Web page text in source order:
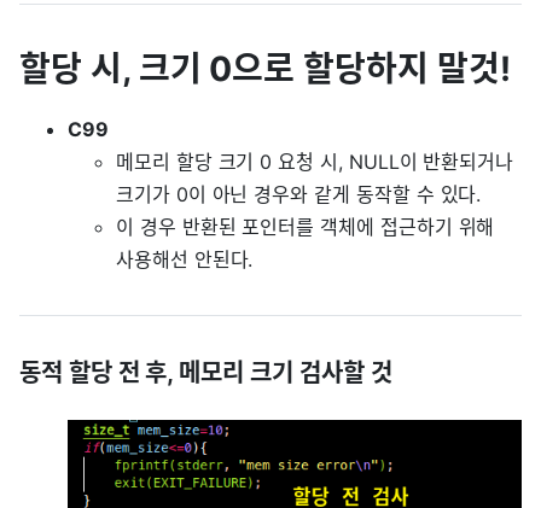
할당 시, 크기 0으로 할당하지 말것!
C99
메모리 할당 크기 0 요청 시, NULL이 반환되거나
크기가 0이 아닌 경우와 같게 동작할 수 있다.
이 경우 반환된 포인터를 객체에 접근하기 위해
사용해선 안된다.
동적 할당 전 후, 메모리 크기 검사할 것